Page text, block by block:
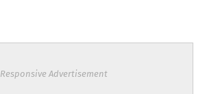
Responsive Advertisement